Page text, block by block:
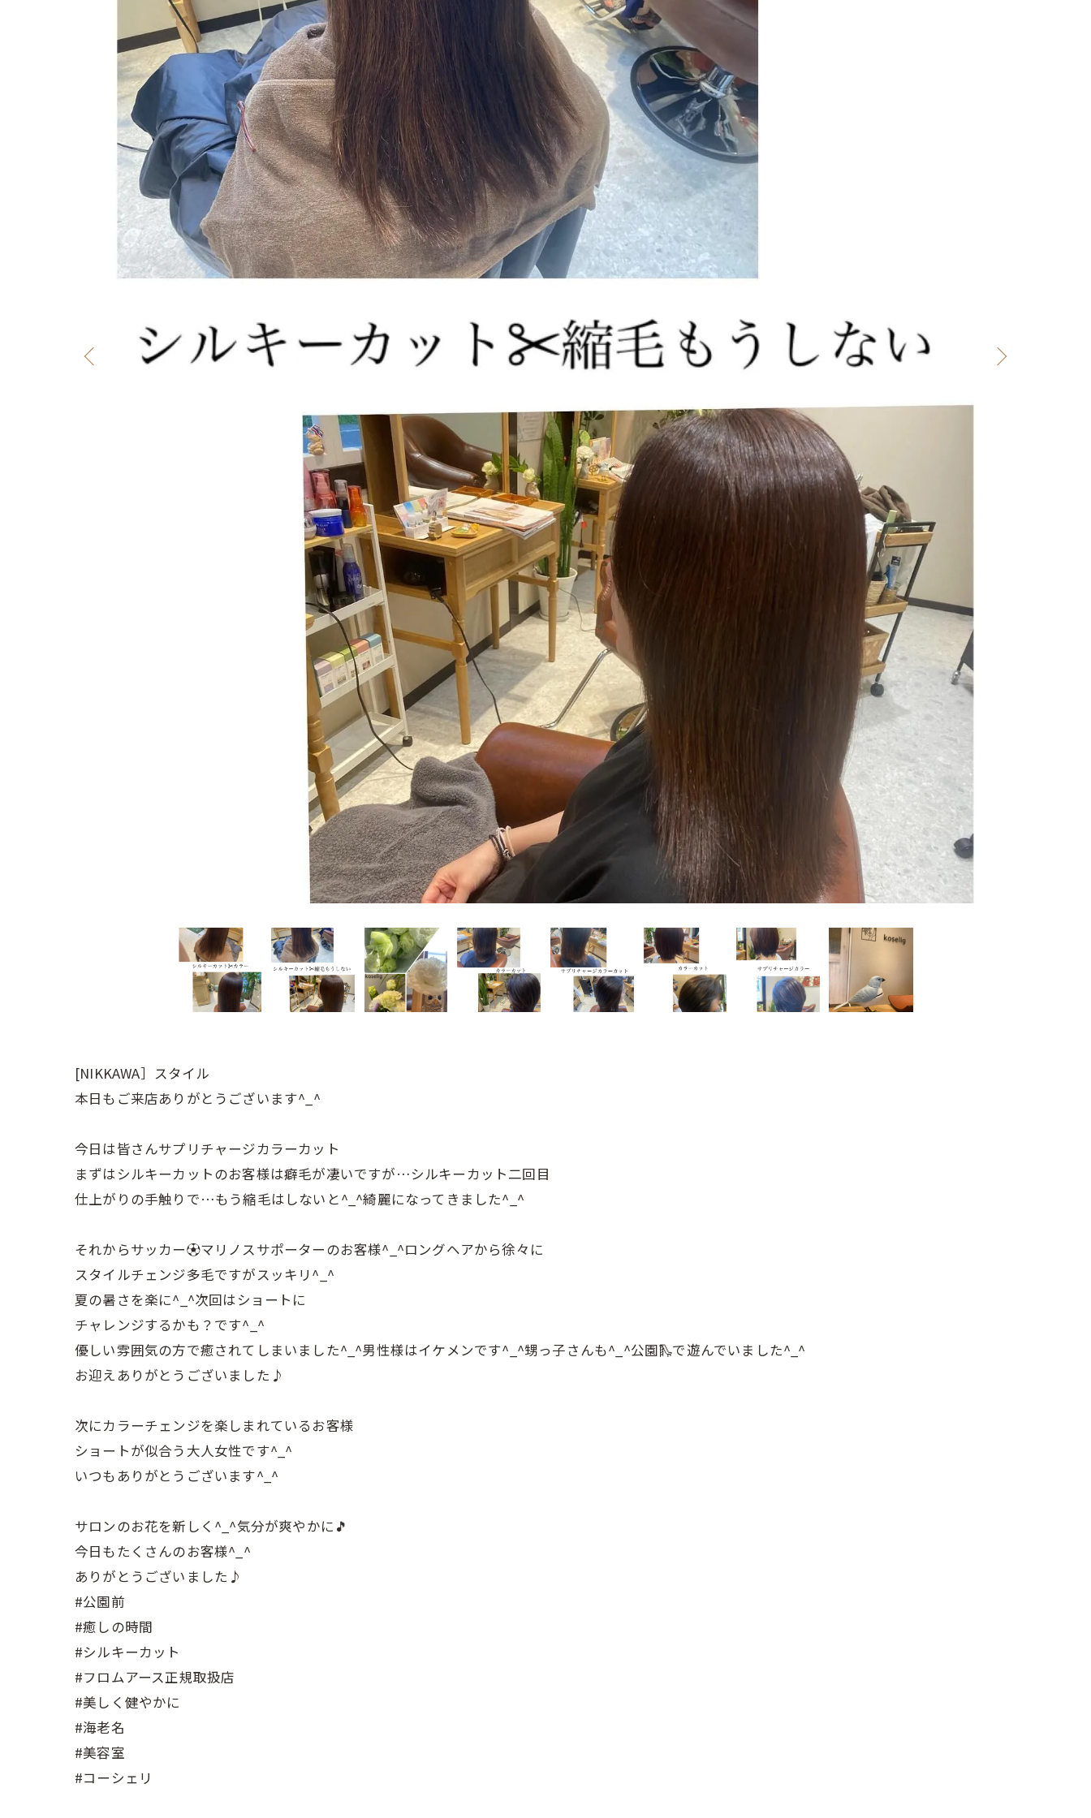
[NIKKAWA］スタイル
本日もご来店ありがとうございます^_^
今日は皆さんサプリチャージカラーカット
まずはシルキーカットのお客様は癖毛が凄いですが…シルキーカット二回目
仕上がりの手触りで…もう縮毛はしないと^_^綺麗になってきました^_^
それからサッカー⚽️マリノスサポーターのお客様^_^ロングヘアから徐々に
スタイルチェンジ多毛ですがスッキリ^_^
夏の暑さを楽に^_^次回はショートに
チャレンジするかも？です^_^
優しい雰囲気の方で癒されてしまいました^_^男性様はイケメンです^_^甥っ子さんも^_^公園🛝で遊んでいました^_^
お迎えありがとうございました♪
次にカラーチェンジを楽しまれているお客様
ショートが似合う大人女性です^_^
いつもありがとうございます^_^
サロンのお花を新しく^_^気分が爽やかに🎵
今日もたくさんのお客様^_^
ありがとうございました♪
#公園前
#癒しの時間
#シルキーカット
#フロムアース正規取扱店
#美しく健やかに
#海老名
#美容室
#コーシェリ